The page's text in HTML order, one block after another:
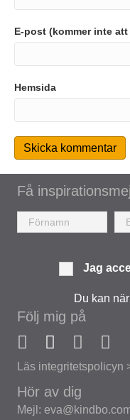
E-post (kommer inte
Hemsida
Få inspirationsmejl
Jag
Du kan
Följ mig på
Läs integritetspolicyn
Hör av dig
Mejl: